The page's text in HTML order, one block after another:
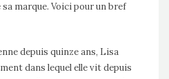
marque. Voici pour un bref
depuis quinze ans, Lisa
dans lequel elle vit depuis